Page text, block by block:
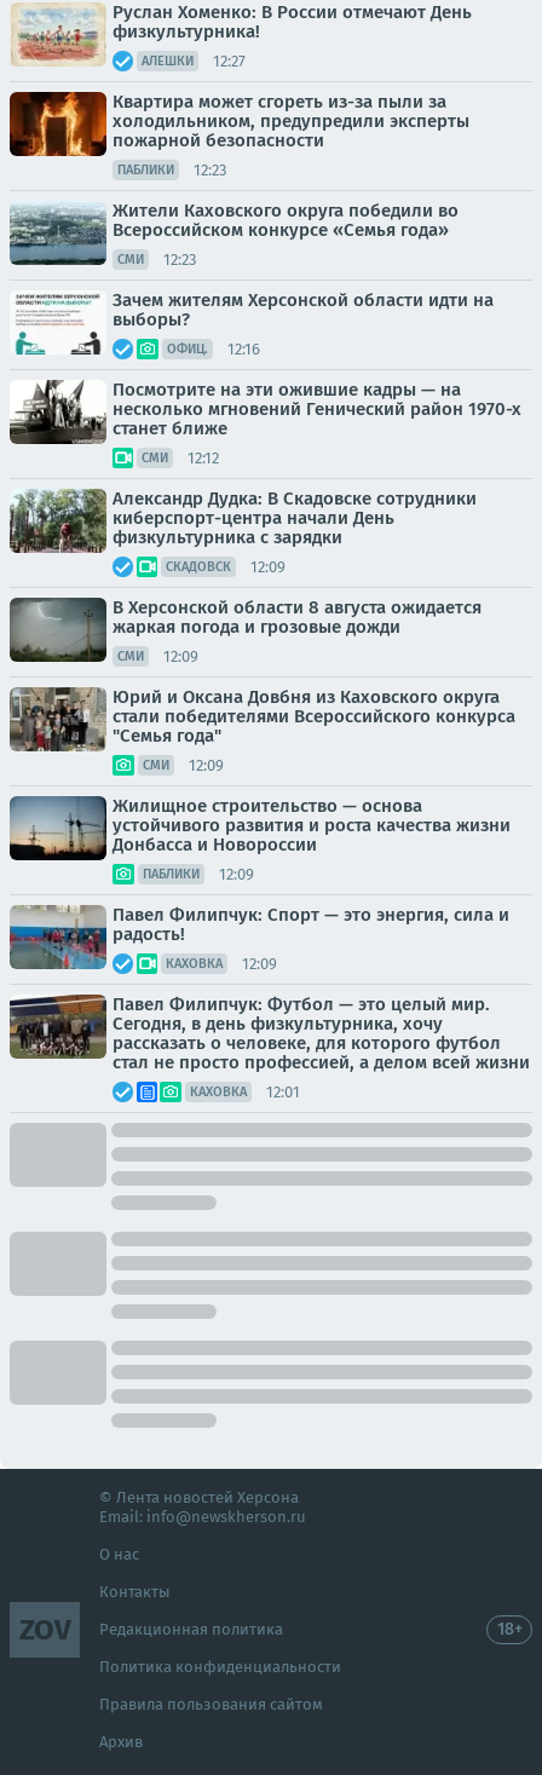
Руслан Хоменко: В России отмечают День
физкультурника!
АЛЕШКИ 12:27
Квартира может сгореть из-за пыли за
холодильником, предупредили эксперты
пожарной безопасности
ПАБЛИКИ 12:23
Жители Каховского округа победили во
Всероссийском конкурсе «Семья года»
СМИ 12:23
Зачем жителям Херсонской области идти на
выборы?
ОФИЦ. 12:16
Посмотрите на эти ожившие кадры — на
несколько мгновений Генический район 1970-х
станет ближе
СМИ 12:12
Александр Дудка: В Скадовске сотрудники
киберспорт-центра начали День
физкультурника с зарядки
СКАДОВСК 12:09
В Херсонской области 8 августа ожидается
жаркая погода и грозовые дожди
СМИ 12:09
Юрий и Оксана Довбня из Каховского округа
стали победителями Всероссийского конкурса
"Семья года"
СМИ 12:09
Жилищное строительство — основа
устойчивого развития и роста качества жизни
Донбасса и Новороссии
ПАБЛИКИ 12:09
Павел Филипчук: Спорт — это энергия, сила и
радость!
КАХОВКА 12:09
Павел Филипчук: Футбол — это целый мир.
Сегодня, в день физкультурника, хочу
рассказать о человеке, для которого футбол
стал не просто профессией, а делом всей жизни
КАХОВКА 12:01
ZOV
© Лента новостей Херсона
Email: info@newskherson.ru
О нас
Контакты
Редакционная политика
Политика конфиденциальности
Правила пользования сайтом
Архив
18+